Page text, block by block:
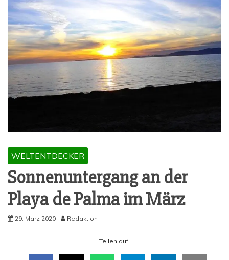
WELTENTDECKER
Son­nen­un­ter­gang an der
Playa de Pal­ma im März
29. März 2020 Redaktion
Tei­len auf: